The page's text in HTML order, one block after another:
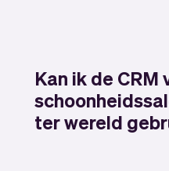
Kan ik de CRM
ter wereld